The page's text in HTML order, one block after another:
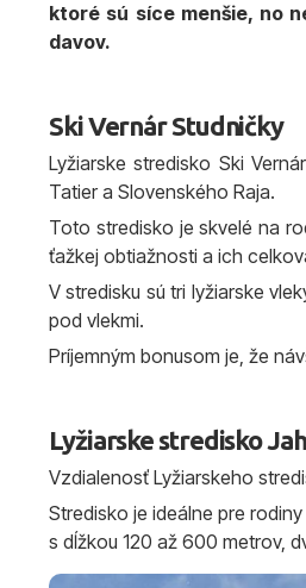
ktoré sú síce menšie, no
davov.
Ski Vernár Studničky
Lyžiarske stredisko Ski
Tatier a Slovenského Raja.
Toto stredisko je skvelé na
ťažkej obtiažnosti a ich
V stredisku sú tri lyžiarske
pod vlekmi.
Príjemným bonusom je, že
Lyžiarske stredisko
Vzdialenosť Lyžiarskeho
Stredisko je ideálne pre
s dĺžkou 120 až 600 metrov,